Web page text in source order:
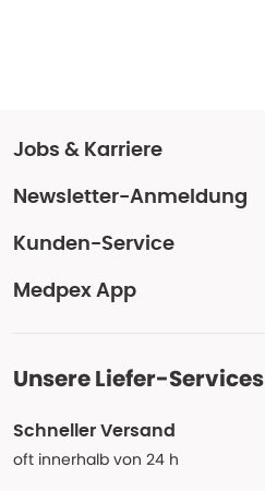
Jobs & Karriere
Newsletter-Anmeldung
Kunden-Service
Medpex App
Unsere Liefer-Services
Schneller Versand
oft innerhalb von 24 h